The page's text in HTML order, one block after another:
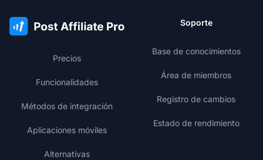
Precios
Funcionalidades
Métodos de integración
Aplicaciones móviles
Alternativas
Soporte
Base de conocimientos
Área de miembros
Registro de cambios
Estado de rendimiento